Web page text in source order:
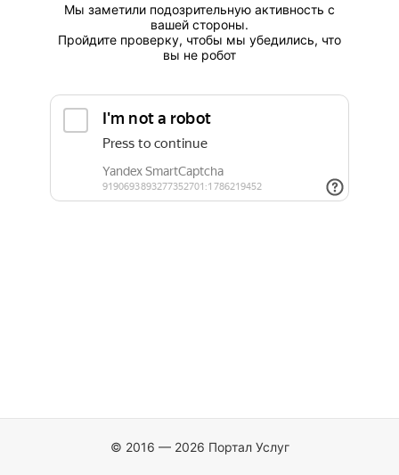
Мы заметили подозрительную активность с
вашей стороны.
Пройдите проверку, чтобы мы убедились, что
вы не робот
© 2016 — 2026 Портал Услуг